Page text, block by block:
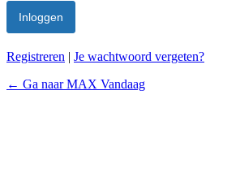
Registreren | Je wachtwoord vergeten?
← Ga naar MAX Vandaag